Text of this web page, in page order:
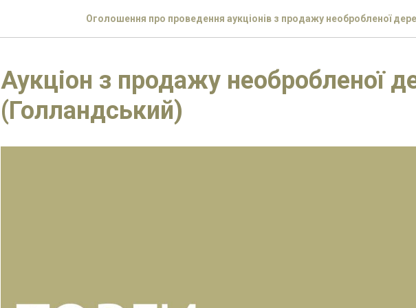
Оголошення про проведення аукціонів з продажу необробленої
Аукціон з продажу необробленої
(Голландський)